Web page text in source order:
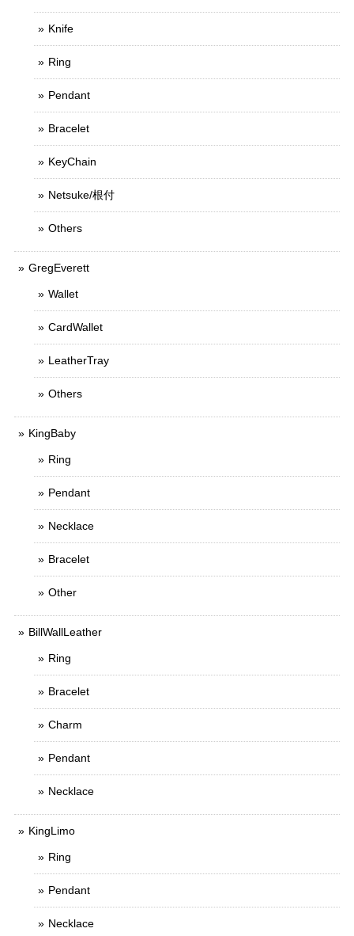
Knife
Ring
Pendant
Bracelet
KeyChain
Netsuke/根付
Others
GregEverett
Wallet
CardWallet
LeatherTray
Others
KingBaby
Ring
Pendant
Necklace
Bracelet
Other
BillWallLeather
Ring
Bracelet
Charm
Pendant
Necklace
KingLimo
Ring
Pendant
Necklace